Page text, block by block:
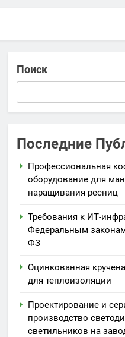
Поиск
Последние
Профессиональная
оборудование для
наращивания ресниц
Требования к ИТ-
Федеральным
ФЗ
Оцинкованная
для теплоизоляции
Проектирование и
производство
светильников на